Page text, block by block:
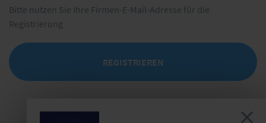
Bitte nutzen Sie Ihre Firmen-E-Mail-Adresse für die
Registrierung
REGISTRIEREN